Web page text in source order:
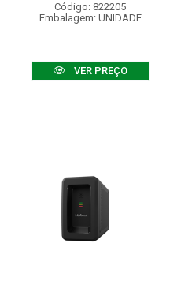
Código: 822205
Embalagem: UNIDADE
VER PREÇO